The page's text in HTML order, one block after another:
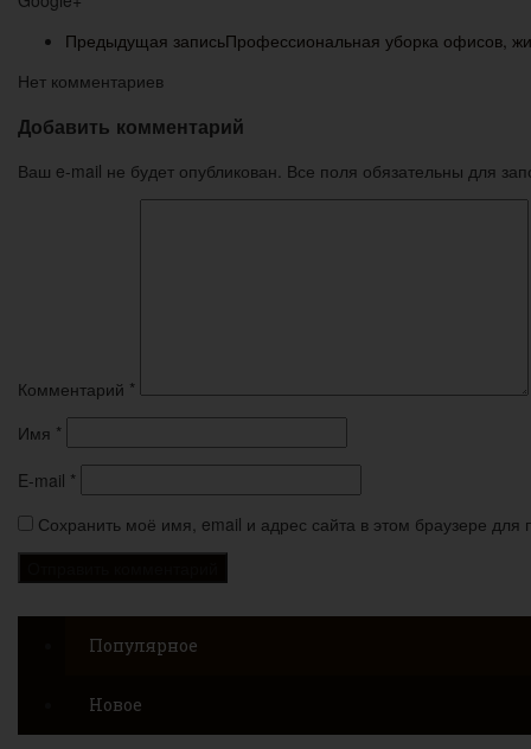
Предыдущая записьПрофессиональная уборка офисов,
Нет комментариев
Добавить комментарий
Ваш e-mail не будет опубликован. Все поля обязательны для
Комментарий *
Имя *
E-mail *
Сохранить моё имя, email и адрес сайта в этом браузере
Популярное
Новое